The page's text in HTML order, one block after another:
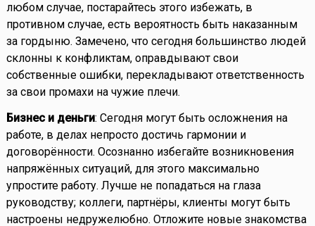
любом случае, постарайтесь этого избежать, в
противном случае, есть вероятность быть наказанным
за гордыню. Замечено, что сегодня большинство людей
склонны к конфликтам, оправдывают свои
собственные ошибки, перекладывают ответственность
за свои промахи на чужие плечи.
Бизнес и деньги: Сегодня могут быть осложнения на
работе, в делах непросто достичь гармонии и
договорённости. Осознанно избегайте возникновения
напряжённых ситуаций, для этого максимально
упростите работу. Лучше не попадаться на глаза
руководству; коллеги, партнёры, клиенты могут быть
настроены недружелюбно. Отложите новые знакомства